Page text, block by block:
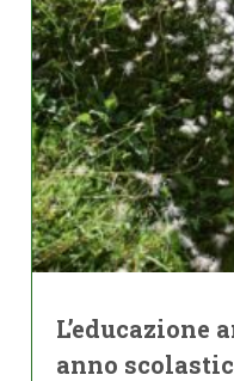
L’educazione
anno